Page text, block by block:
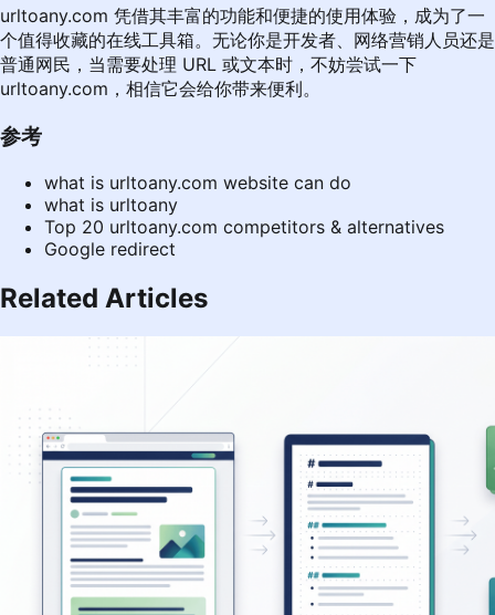
urltoany.com 凭借其丰富的功能和便捷的使用体验，成为了一
个值得收藏的在线工具箱。无论你是开发者、网络营销人员还是
普通网民，当需要处理 URL 或文本时，不妨尝试一下
urltoany.com ，相信它会给你带来便利。
参考
what is urltoany.com website can do
what is urltoany
Top 20 urltoany.com competitors & alternatives
Google redirect
Related Articles